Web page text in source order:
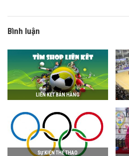
Bình luận
LIÊN KẾT BÁN HÀNG
SỰ KIỆN THỂ THAO